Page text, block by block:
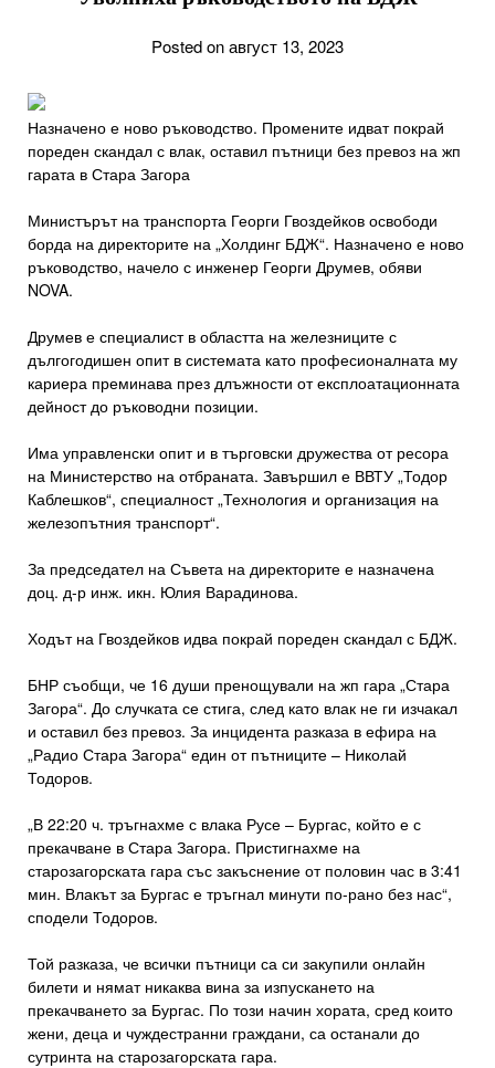
Posted on август 13, 2023
Назначено е ново ръководство. Промените идват покрай
пореден скандал с влак, оставил пътници без превоз на жп
гарата в Стара Загора
Министърът на транспорта Георги Гвоздейков освободи
борда на директорите на „Холдинг БДЖ“. Назначено е ново
ръководство, начело с инженер Георги Друмев, обяви
NOVA.
Друмев е специалист в областта на железниците с
дългогодишен опит в системата като професионалната му
кариера преминава през длъжности от експлоатационната
дейност до ръководни позиции.
Има управленски опит и в търговски дружества от ресора
на Министерство на отбраната. Завършил е ВВТУ „Тодор
Каблешков“, специалност „Технология и организация на
железопътния транспорт“.
За председател на Съвета на директорите е назначена
доц. д-р инж. икн. Юлия Варадинова.
Ходът на Гвоздейков идва покрай пореден скандал с БДЖ.
БНР съобщи, че 16 души пренощували на жп гара „Стара
Загора“. До случката се стига, след като влак не ги изчакал
и оставил без превоз. За инцидента разказа в ефира на
„Радио Стара Загора“ един от пътниците – Николай
Тодоров.
„В 22:20 ч. тръгнахме с влака Русе – Бургас, който е с
прекачване в Стара Загора. Пристигнахме на
старозагорската гара със закъснение от половин час в 3:41
мин. Влакът за Бургас е тръгнал минути по-рано без нас“,
сподели Тодоров.
Той разказа, че всички пътници са си закупили онлайн
билети и нямат никаква вина за изпускането на
прекачването за Бургас. По този начин хората, сред които
жени, деца и чуждестранни граждани, са останали до
сутринта на старозагорската гара.